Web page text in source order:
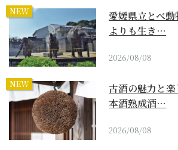
NEW
愛媛県立とべ
よりも生き…
2026/08/08
NEW
古酒の魅力と
本酒熟成酒…
2026/08/08